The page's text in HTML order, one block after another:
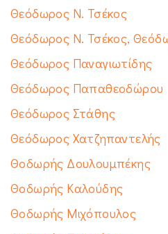
Θεόδωρος Ν. Τσέκος
Θεόδωρος Ν. Τσέκος,
Θεόδωρος Παναγιωτίδης
Θεόδωρος Παπαθεοδώρου
Θεόδωρος Στάθης
Θεόδωρος Χατζηπαντελής
Θοδωρής Δουλουμπέκης
Θοδωρής Καλούδης
Θοδωρής Μιχόπουλος